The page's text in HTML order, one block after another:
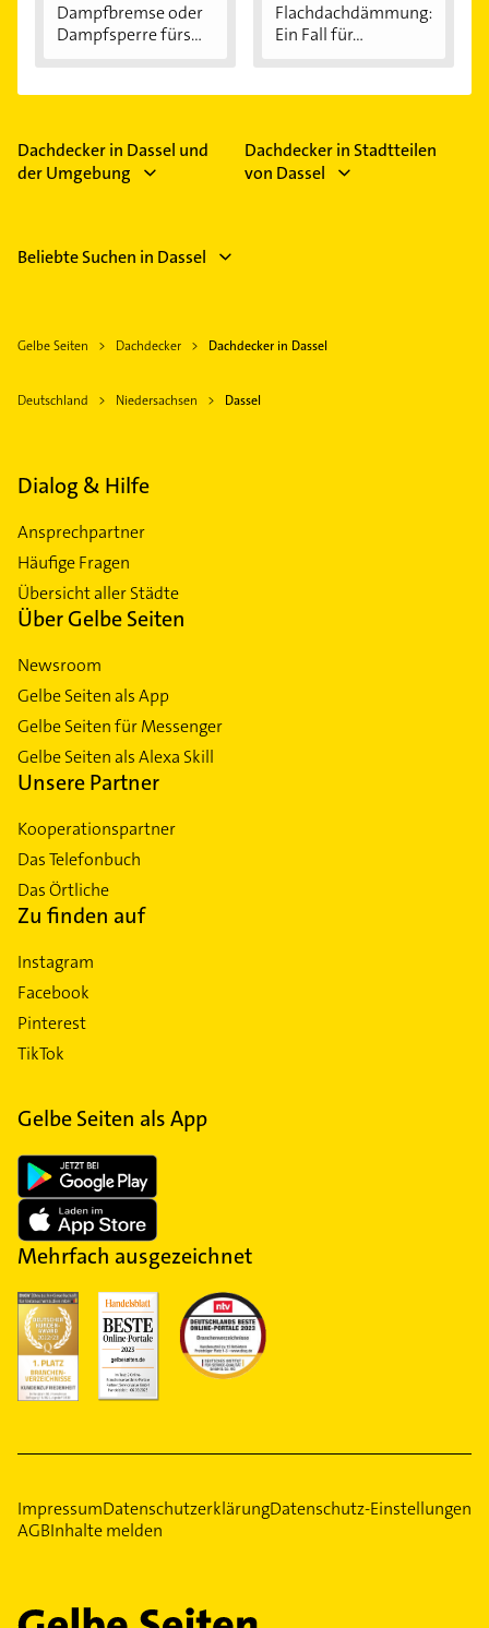
Dampfbremse oder
Dampfsperre fürs...
Flachdachdämmung:
Ein Fall für...
Dachdecker in Dassel und
der Umgebung
Dachdecker in Stadtteilen
von Dassel
Beliebte Suchen in Dassel
Gelbe Seiten Dachdecker Dachdecker in Dassel
Deutschland Niedersachsen Dassel
Dialog & Hilfe
Ansprechpartner
Häufige Fragen
Übersicht aller Städte
Über Gelbe Seiten
Newsroom
Gelbe Seiten als App
Gelbe Seiten für Messenger
Gelbe Seiten als Alexa Skill
Unsere Partner
Kooperationspartner
Das Telefonbuch
Das Örtliche
Zu finden auf
Instagram
Facebook
Pinterest
TikTok
Gelbe Seiten als App
Mehrfach ausgezeichnet
ImpressumDatenschutzerklärungDatenschutz-Einstellungen
AGBInhalte melden